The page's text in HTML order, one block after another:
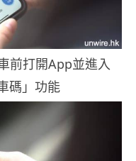
前打開App並進入
碼」功能